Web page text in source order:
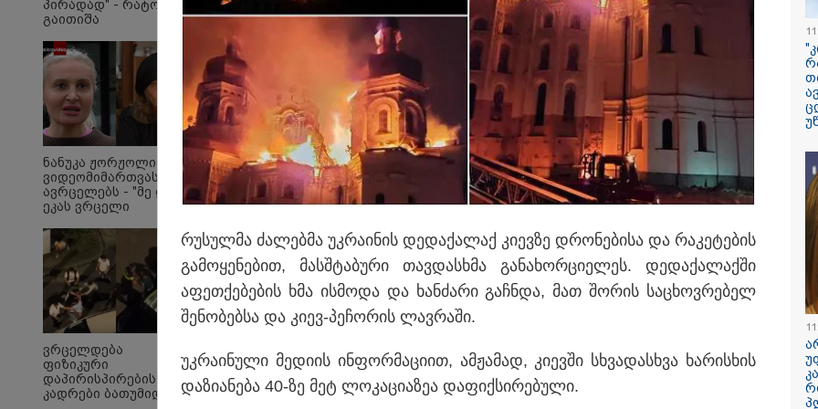
ბავშვობიდან რაც მახსოვს, სანაპიროზე
შეძახილებიდან: "ცხელი სიმინდი“, "ცივი
სასმელები“, "ბურბუშელა“ "საზამთრო...
პოპულარული
რეალურ
"ბავშვობიდან
ფანატიკურად
შეყვარებული
მარტინ
შეყვარებული
ჩაიდინა
დანაშაული" -
ავალიანის
პროკურორი ნია
მამის
ჩანაწერის
ასაჯაროებს
დედამიწაზე
წარმოშობის
არსებული
თავდაყირა
აღმოაჩინეს
პირადად" - რატომ
გაითიშა
საქართველოს
მასშტაბით
რამდენჯერმე: რას
ამბობს ირაკლი
კობახიძე?
ნანუკა ჟორჟოლიანი
ვიდეომიმართვას
ავრცელებს - "მე და
ეკას ვრცელი
ვრცელდება
ფიზიკური
დაპირისპირების
კადრები ბათუმიდან -
რუ­სულ­მა ძა­ლებ­მა უკ­რა­ი­ნის დე­და­ქა­ლაქ კი­ევ­ზე დრო­ნე­ბი­სა და რა­კე­ტე­ბის
გა­მო­ყე­ნე­ბით, მას­შტა­ბუ­რი თავ­დას­ხმა გა­ნა­ხორ­ცი­ე­ლეს. დე­და­ქა­ლაქ­ში
აფეთ­ქე­ბე­ბის ხმა ის­მო­და და ხან­ძა­რი გაჩ­ნდა, მათ შო­რის სა­ცხოვ­რე­ბელ
შე­ნო­ბებ­სა და კიევ-პე­ჩო­რის ლავ­რა­ში.
უკ­რა­ი­ნუ­ლი მე­დი­ის ინ­ფორ­მა­ცი­ით, ამ­ჟა­მად, კი­ევ­ში სხვა­დას­ხვა ხა­რის­ხის
და­ზი­ა­ნე­ბა 40-ზე მეტ ლო­კა­ცი­ა­ზეა და­ფიქ­სი­რე­ბუ­ლი.